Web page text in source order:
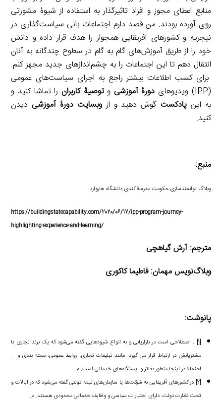
منابع اعطای مجوز و افراد تاثیرگذار به استفاده از شیوۀ مشورتی
روی آورده بودند. من قصد دارم اجتماعات بانی سیاست‌گذاری در
نیجریه و کشورهای آفریقایی همجوار را هدف قرار داده و دانش
خود را از طریق آموزش‌های گام به گام در سطوح چندگانه به آنان
انتقال دهم تا این اجتماعات را به چشم‌اندازهای جدید مجهز کنم.
برای کسب اطلاعات بیشتر راجع‌ به اجرای سیاست‌های عمومی
(IPP) ویدیو‌های
دورۀ آموزشی وتوصیۀ کاربران را تماشا کنید و
به اینپادکست گوش دهید و ازوبسایت دورۀ آموزشیدیدن
کنید.
منبع:
وبلاگ توانمند‌سازی حکومت مدرسۀ کندی دانشگاه هاروارد
https://buildingstatecapability.com/2020/06/17/ipp-program-journey-
highlighting-experience-and-learning/
مترجم: آرش گیاهچی
وبلاگ‌نویس مهمان: فاطیما کاکوری
پانوشت:
[۱]
. اصطلاحی است در بازاریابی و به انواع شیوه‌هایی گفته می‌شود که یک برند تجاری با
مشتریانش در ارتباط قرار می گیرد. مانند تبلیغات تجاری، روابط عمومی، بسته بندی و …
احنمالا در اینجا منظور دفاتر و ایستگاه‌های خدماتی است. م
[۲]
در کشورهای آفریقایی به شرکت‌ها یا سازمان‌های نیمه دولتی گفته می‌شود که در ایالات و
تحت نظارت دولت، دارای اختیارات سیاسی و وظایف خدماتی محدودی هستند. م.